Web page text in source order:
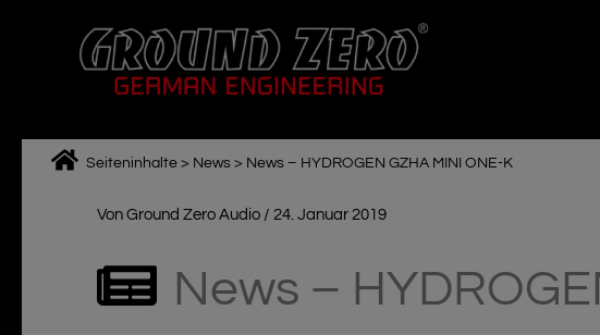
Seiteninhalte> News> News – HYDROGEN GZHA MINI ONE-K
News –
Von Ground Zero Audio / 24. Januar 2019